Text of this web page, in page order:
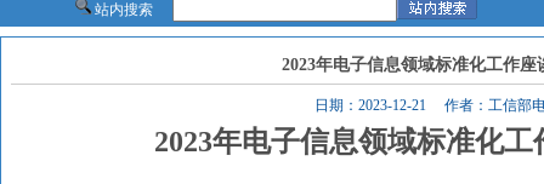
站内搜索
2023年电子信息领域标准化工作座
日期：2023-12-21 作者：工信部
2023年电子信息领域标准化